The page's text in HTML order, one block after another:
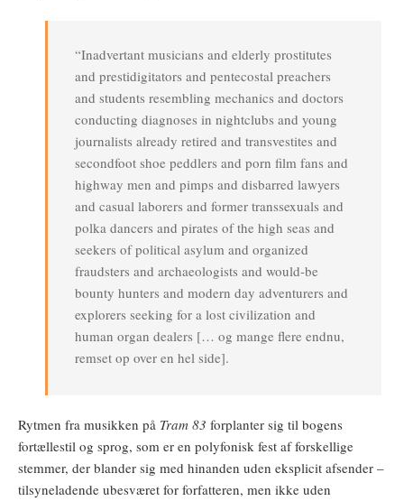
“Inadvertant musicians and elderly prostitutes
and prestidigitators and pentecostal preachers
and students resembling mechanics and doctors
conducting diagnoses in nightclubs and young
journalists already retired and transvestites and
secondfoot shoe peddlers and porn film fans and
highway men and pimps and disbarred lawyers
and casual laborers and former transsexuals and
polka dancers and pirates of the high seas and
seekers of political asylum and organized
fraudsters and archaeologists and would-be
bounty hunters and modern day adventurers and
explorers seeking for a lost civilization and
human organ dealers [… og mange flere endnu,
remset op over en hel side].
Rytmen fra musikken på Tram 83 forplanter sig til bogens
fortællestil og sprog, som er en polyfonisk fest af forskellige
stemmer, der blander sig med hinanden uden eksplicit afsender –
tilsyneladende ubesværet for forfatteren, men ikke uden